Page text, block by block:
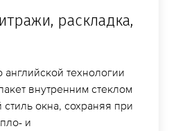
раскладка,
технологии
внутренним стеклом
окна, сохраняя при
и